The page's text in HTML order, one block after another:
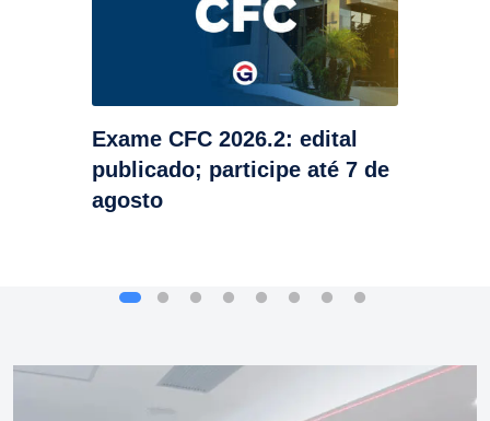
Exame CFC 2026.2: edital
publicado; participe até 7 de
agosto